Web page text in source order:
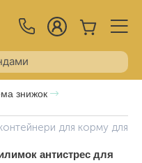
знижок
для корму для
антистрес для